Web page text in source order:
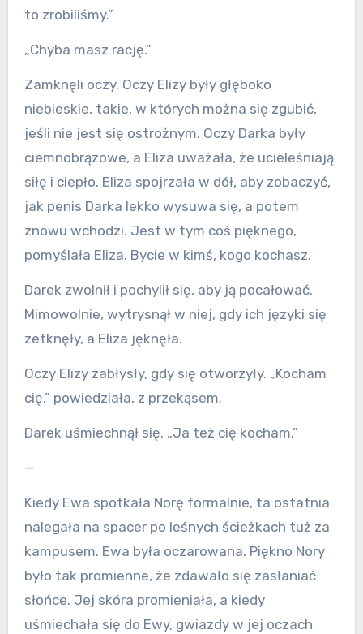
to zrobiliśmy.”
„Chyba masz rację.”
Zamknęli oczy. Oczy Elizy były głęboko
niebieskie, takie, w których można się zgubić,
jeśli nie jest się ostrożnym. Oczy Darka były
ciemnobrązowe, a Eliza uważała, że ucieleśniają
siłę i ciepło. Eliza spojrzała w dół, aby zobaczyć,
jak penis Darka lekko wysuwa się, a potem
znowu wchodzi. Jest w tym coś pięknego,
pomyślała Eliza. Bycie w kimś, kogo kochasz.
Darek zwolnił i pochylił się, aby ją pocałować.
Mimowolnie, wytrysnął w niej, gdy ich języki się
zetknęły, a Eliza jęknęła.
Oczy Elizy zabłysły, gdy się otworzyły. „Kocham
cię,” powiedziała, z przekąsem.
Darek uśmiechnął się. „Ja też cię kocham.”
—
Kiedy Ewa spotkała Norę formalnie, ta ostatnia
nalegała na spacer po leśnych ścieżkach tuż za
kampusem. Ewa była oczarowana. Piękno Nory
było tak promienne, że zdawało się zasłaniać
słońce. Jej skóra promieniała, a kiedy
uśmiechała się do Ewy, gwiazdy w jej oczach